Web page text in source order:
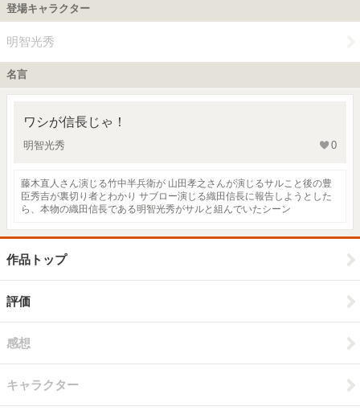
登場キャラクター
明智光秀
名言
ワシが信長じゃ！
明智光秀 0
藤木直人さん演じる竹中半兵衛が 山田孝之さんが演じるサルこと後の豊
臣秀吉が裏切り者とわかり サブロー演じる織田信長に報告しようとした
ら、本物の織田信長である明智光秀がサルと組んでいたシーン
作品トップ
評価
感想
キャラクター